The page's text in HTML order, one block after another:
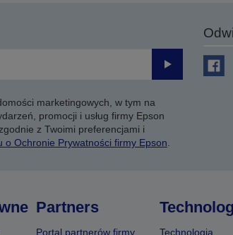
Prześlij
marketingowych, w tym na
promocji i usług firmy Epson
z Twoimi preferencjami i
o Ochronie Prywatności firmy Epson.
Partners
Portal partnerów firmy Technologia